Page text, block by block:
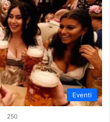
Eventi
250